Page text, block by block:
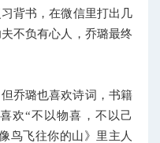
背书，在微信里打出几
不负有心人，乔璐最终
乔璐也喜欢诗词，书籍
欢“不以物喜，不以己
鸟飞往你的山》里主人